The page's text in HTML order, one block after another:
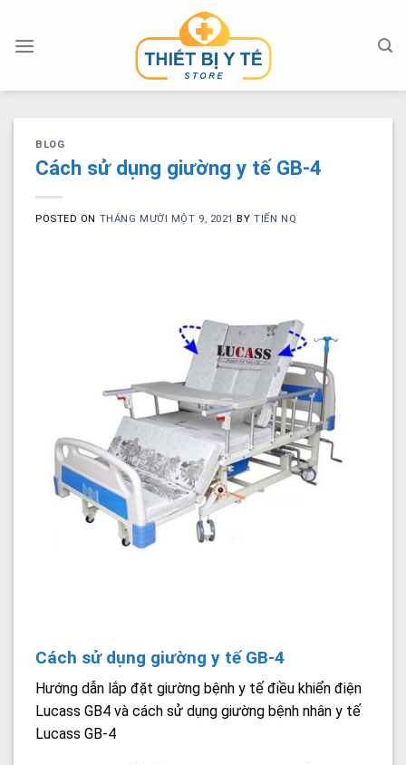
content
BLOG
Cách sử dụng giường y tế GB-4
POSTED ON THÁNG MƯỜI MỘT 9, 2021 BYTIẾN NQ
Cách sử dụng giường y tế GB-4
Hướng dẫn lắp đặt giường bệnh y tế điều khiển điện
Lucass GB4 và cách sử dụng giường bệnh nhân y tế
Lucass GB-4